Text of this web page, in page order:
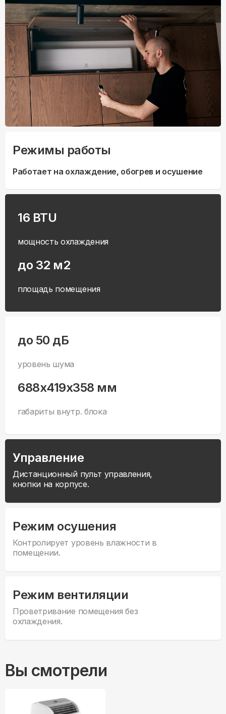
Режимы работы
Работает на охлаждение, обогрев и осушение
16 BTU
мощность охлаждения
до 32 м2
площадь помещения
до 50 дБ
уровень шума
688x419x358 мм
габариты внутр. блока
Управление
Дистанционный пульт управления,
кнопки на корпусе.
Режим осушения
Контролирует уровень влажности в
помещении.
Режим вентиляции
Проветривание помещения без
охлаждения.
Вы смотрели